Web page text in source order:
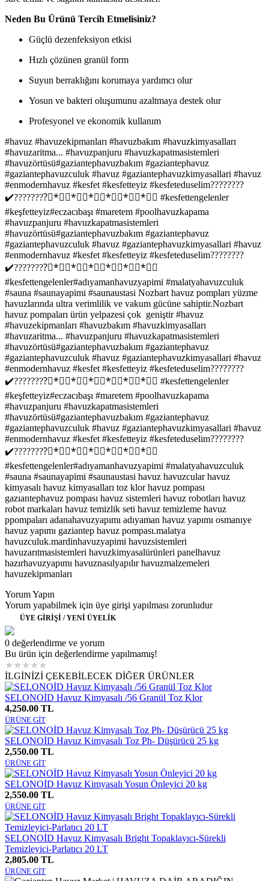
Neden Bu Ürünü Tercih Etmelisiniz?
Güçlü dezenfeksiyon etkisi
Hızlı çözünen granül form
Suyun berraklığını korumaya yardımcı olur
Yosun ve bakteri oluşumunu azaltmaya destek olur
Profesyonel ve ekonomik kullanım
#havuz #havuzekipmanları #havuzbakım #havuzkimyasalları
#havuzaritma... #havuzpanjuru #havuzkapatmasistemleri
#havuzörtüsü#gaziantephavuzbakım #gaziantephavuz
#gaziantephavuzculuk #havuz #gaziantephavuzkimyasallari #havuz
#enmodernhavuz #kesfet #kesfetteyiz #kesfeteduselim????????
✔️????????⃣*⃣⃣*⃣⃣*⃣⃣*⃣⃣*⃣⃣*⃣⃣ #kesfettengelenler
#keşfetteyiz#eczacıbaşı #maretem #poolhavuzkapama
#havuzpanjuru #havuzkapatmasistemleri
#havuzörtüsü#gaziantephavuzbakım #gaziantephavuz
#gaziantephavuzculuk #havuz #gaziantephavuzkimyasallari #havuz
#enmodernhavuz #kesfet #kesfetteyiz #kesfeteduselim????????
✔️????????⃣*⃣⃣*⃣⃣*⃣⃣*⃣⃣*⃣⃣*⃣⃣
#kesfettengelenler#adıyamanhavuzyapimi #malatyahavuzculuk
#sauna #saunayapimi #saunaustasi Nozbart havuz pompları yüzme
havuzlarında ultra verimlilik ve vakum gücüne sahiptir.Nozbart
havuz pompaları ürün yelpazesi çok geniştir #havuz
#havuzekipmanları #havuzbakım #havuzkimyasalları
#havuzaritma... #havuzpanjuru #havuzkapatmasistemleri
#havuzörtüsü#gaziantephavuzbakım #gaziantephavuz
#gaziantephavuzculuk #havuz #gaziantephavuzkimyasallari #havuz
#enmodernhavuz #kesfet #kesfetteyiz #kesfeteduselim????????
✔️????????⃣*⃣⃣*⃣⃣*⃣⃣*⃣⃣*⃣⃣*⃣⃣ #kesfettengelenler
#keşfetteyiz#eczacıbaşı #maretem #poolhavuzkapama
#havuzpanjuru #havuzkapatmasistemleri
#havuzörtüsü#gaziantephavuzbakım #gaziantephavuz
#gaziantephavuzculuk #havuz #gaziantephavuzkimyasallari #havuz
#enmodernhavuz #kesfet #kesfetteyiz #kesfeteduselim????????
✔️????????⃣*⃣⃣*⃣⃣*⃣⃣*⃣⃣*⃣⃣*⃣⃣
#kesfettengelenler#adıyamanhavuzyapimi #malatyahavuzculuk
#sauna #saunayapimi #saunaustasi havuz havuzcular havuz
kimyasalı havuz kimyasalları toz klor havuz pompası
gazıantephavuz pompası havuz sistemleri havuz robotları havuz
robot markaları havuz temizlik seti havuz temizleme havuz
ppompaları adanahavuzyapımı adıyaman havuz yapımı osmanıye
havuz yapımı gaziantep havuz pompası.malatya
havuzculuk.mardinhavuzyapimi havuzsistemleri
havuzarıtmasistemleri havuzkimyasalürünleri panelhavuz
hazırhavuzyapımı havuznasılyapılır havuzmalzemeleri
havuzekipmanları
Yorum Yapın
Yorum yapabilmek için üye girişi yapılması zorunludur
ÜYE GİRİŞİ / YENİ ÜYELİK
0 değerlendirme ve yorum
Bu ürün için değerlendirme yapılmamış!
★★★★★
İLGİNİZİ ÇEKEBİLECEK DİĞER ÜRÜNLER
SELONOİD Havuz Kimyasalı /56 Granül Toz Klor
4,250.00 TL
ÜRÜNE GİT
SELONOİD Havuz Kimyasalı Toz Ph- Düşürücü 25 kg
2,550.00 TL
ÜRÜNE GİT
SELONOİD Havuz Kimyasalı Yosun Önleyici 20 kg
2,550.00 TL
ÜRÜNE GİT
SELONOİD Havuz Kimyasalı Bright Topaklayıcı-Sürekli
Temizleyici-Parlatıcı 20 LT
2,805.00 TL
ÜRÜNE GİT